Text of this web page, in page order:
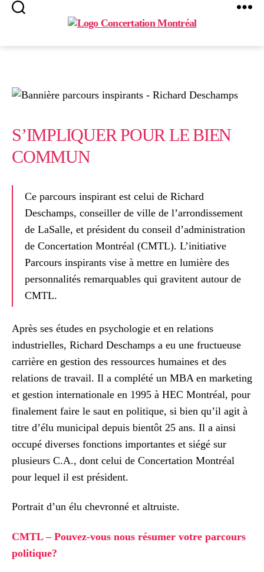
Montréal
S’IMPLIQUER POUR LE BIEN
COMMUN
Ce parcours inspirant est celui de Richard
Deschamps, conseiller de ville de l’arrondissement
de LaSalle, et président du conseil d’administration
de Concertation Montréal (CMTL). L’initiative
Parcours inspirants vise à mettre en lumière des
personnalités remarquables qui gravitent autour de
CMTL.
Après ses études en psychologie et en relations
industrielles, Richard Deschamps a eu une fructueuse
carrière en gestion des ressources humaines et des
relations de travail. Il a complété un MBA en marketing
et gestion internationale en 1995 à HEC Montréal, pour
finalement faire le saut en politique, si bien qu’il agit à
titre d’élu municipal depuis bientôt 25 ans. Il a ainsi
occupé diverses fonctions importantes et siégé sur
plusieurs C.A., dont celui de Concertation Montréal
pour lequel il est président.
Portrait d’un élu chevronné et altruiste.
CMTL – Pouvez-vous nous résumer votre parcours
politique?